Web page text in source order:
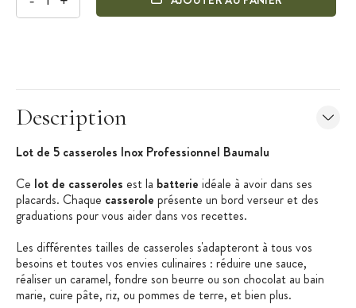
Description
Lot de 5 casseroles Inox Professionnel Baumalu
Ce lot de casseroles est la batterie idéale à avoir dans ses
placards. Chaque casserole présente un bord verseur et des
graduations pour vous aider dans vos recettes.
Les différentes tailles de casseroles s'adapteront à tous vos
besoins et toutes vos envies culinaires : réduire une sauce,
réaliser un caramel, fondre son beurre ou son chocolat au bain
marie, cuire pâte, riz, ou pommes de terre, et bien plus.